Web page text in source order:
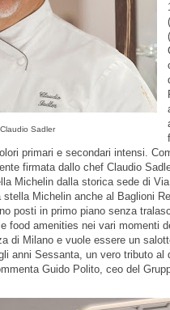
Claudio Sadler
primari e secondari intensi.
firmata dallo chef Claudio
Michelin dalla storica sede di
Michelin anche al Baglioni
posti in primo piano senza
food amenities nei vari momenti
di Milano e vuole essere un
anni Sessanta, un vero tributo
Guido Polito, ceo del